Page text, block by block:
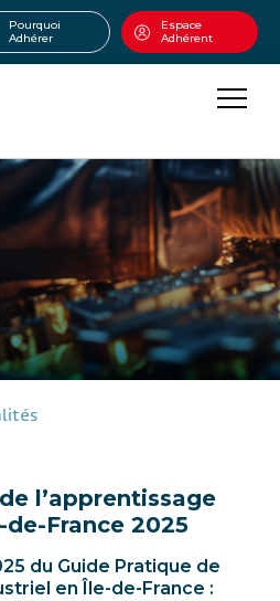
Pourquoi
Adhérer
Espace
Adhérent
l’apprentissage
France 2025
du Guide Pratique de
en Île-de-France :